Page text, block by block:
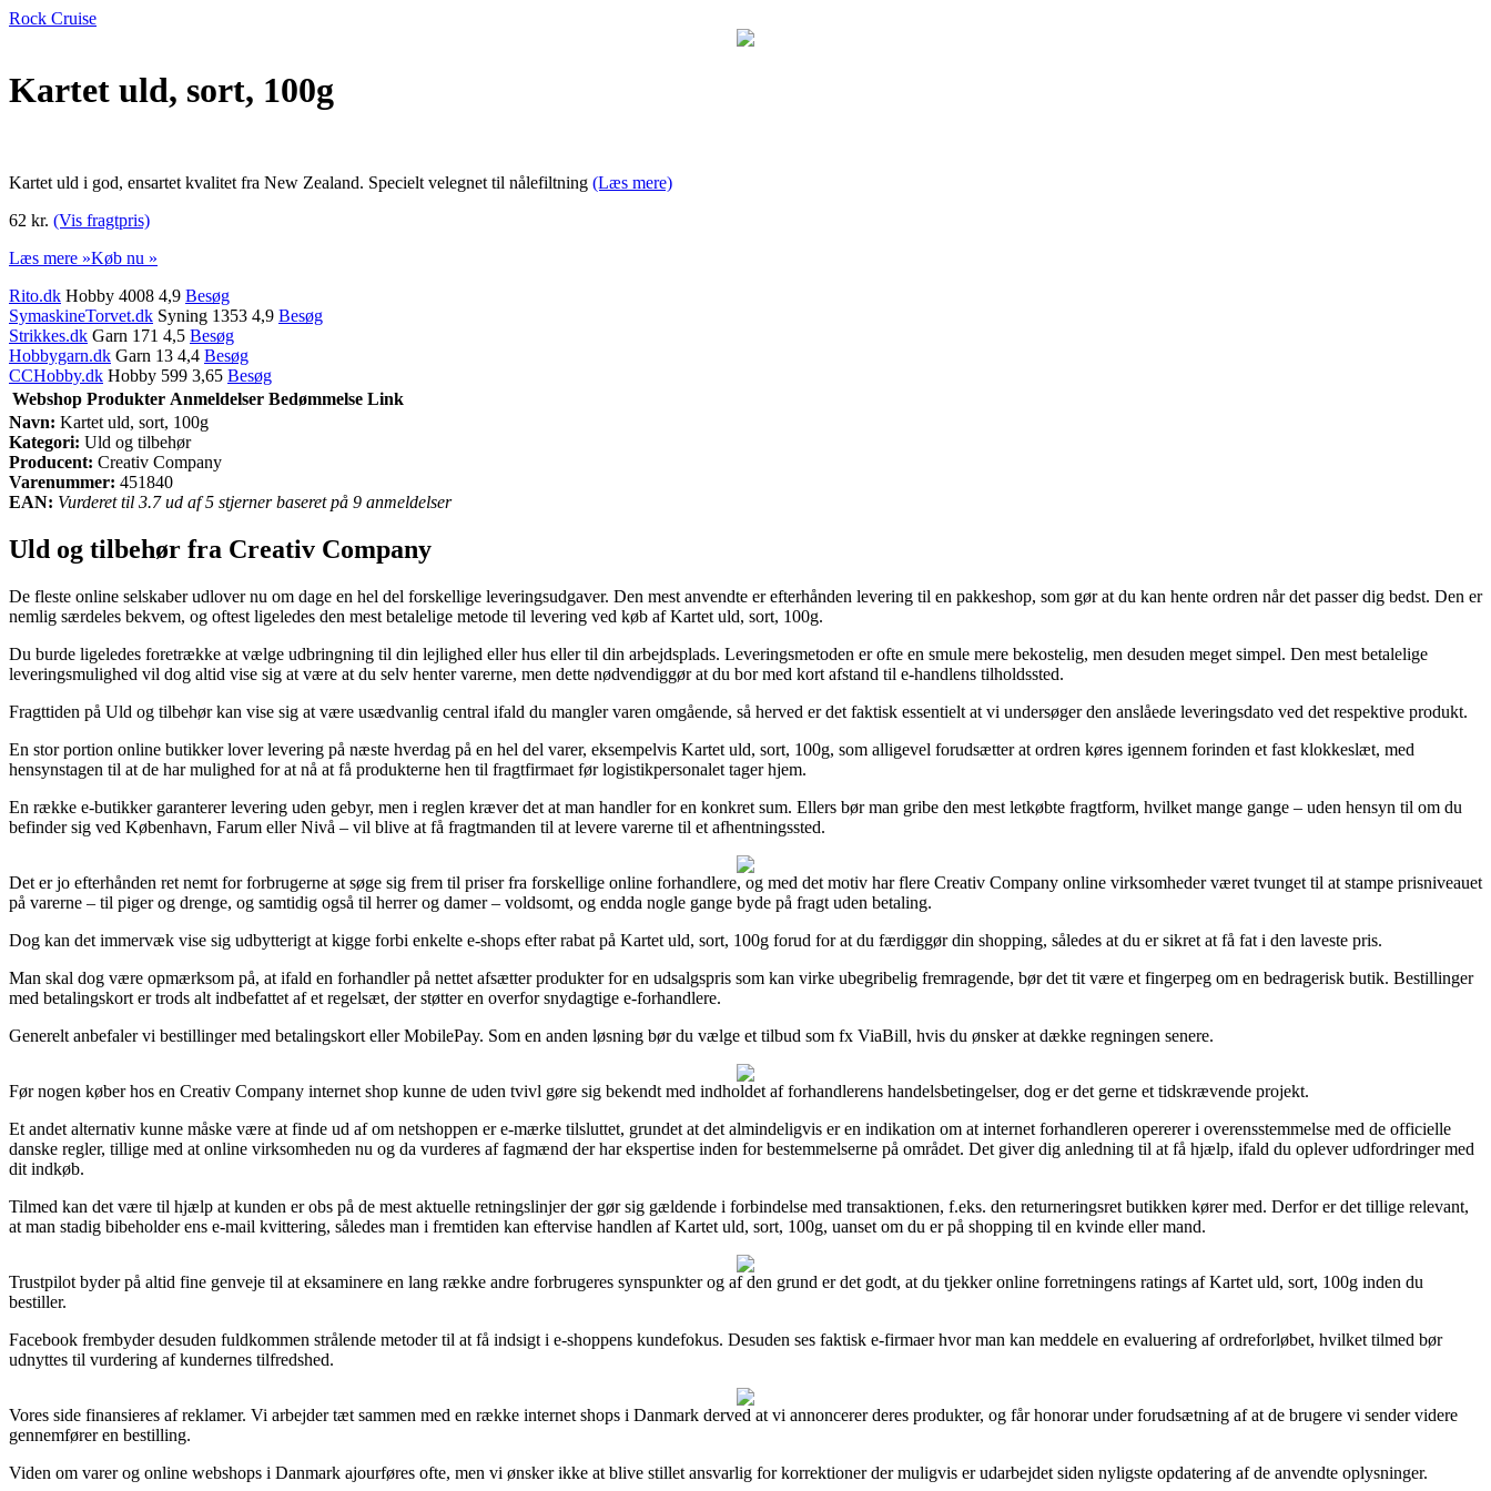
Rock Cruise
Kartet uld, sort, 100g
Kartet uld i god, ensartet kvalitet fra New Zealand. Specielt velegnet til nålefiltning (Læs mere)
62 kr. (Vis fragtpris)
Læs mere »Køb nu »
Rito.dk Hobby 4008 4,9 Besøg
SymaskineTorvet.dk Syning 1353 4,9 Besøg
Strikkes.dk Garn 171 4,5 Besøg
Hobbygarn.dk Garn 13 4,4 Besøg
CCHobby.dk Hobby 599 3,65 Besøg
Webshop Produkter Anmeldelser Bedømmelse Link
Navn: Kartet uld, sort, 100g
Kategori: Uld og tilbehør
Producent: Creativ Company
Varenummer: 451840
EAN: Vurderet til 3.7 ud af 5 stjerner baseret på 9 anmeldelser
Uld og tilbehør fra Creativ Company
De fleste online selskaber udlover nu om dage en hel del forskellige leveringsudgaver. Den mest anvendte er efterhånden levering til en pakkeshop, som gør at du kan hente ordren når det passer dig bedst. Den er
nemlig særdeles bekvem, og oftest ligeledes den mest betalelige metode til levering ved køb af Kartet uld, sort, 100g.
Du burde ligeledes foretrække at vælge udbringning til din lejlighed eller hus eller til din arbejdsplads. Leveringsmetoden er ofte en smule mere bekostelig, men desuden meget simpel. Den mest betalelige
leveringsmulighed vil dog altid vise sig at være at du selv henter varerne, men dette nødvendiggør at du bor med kort afstand til e-handlens tilholdssted.
Fragttiden på Uld og tilbehør kan vise sig at være usædvanlig central ifald du mangler varen omgående, så herved er det faktisk essentielt at vi undersøger den anslåede leveringsdato ved det respektive produkt.
En stor portion online butikker lover levering på næste hverdag på en hel del varer, eksempelvis Kartet uld, sort, 100g, som alligevel forudsætter at ordren køres igennem forinden et fast klokkeslæt, med
hensynstagen til at de har mulighed for at nå at få produkterne hen til fragtfirmaet før logistikpersonalet tager hjem.
En række e-butikker garanterer levering uden gebyr, men i reglen kræver det at man handler for en konkret sum. Ellers bør man gribe den mest letkøbte fragtform, hvilket mange gange – uden hensyn til om du
befinder sig ved København, Farum eller Nivå – vil blive at få fragtmanden til at levere varerne til et afhentningssted.
Det er jo efterhånden ret nemt for forbrugerne at søge sig frem til priser fra forskellige online forhandlere, og med det motiv har flere Creativ Company online virksomheder været tvunget til at stampe prisniveauet
på varerne – til piger og drenge, og samtidig også til herrer og damer – voldsomt, og endda nogle gange byde på fragt uden betaling.
Dog kan det immervæk vise sig udbytterigt at kigge forbi enkelte e-shops efter rabat på Kartet uld, sort, 100g forud for at du færdiggør din shopping, således at du er sikret at få fat i den laveste pris.
Man skal dog være opmærksom på, at ifald en forhandler på nettet afsætter produkter for en udsalgspris som kan virke ubegribelig fremragende, bør det tit være et fingerpeg om en bedragerisk butik. Bestillinger
med betalingskort er trods alt indbefattet af et regelsæt, der støtter en overfor snydagtige e-forhandlere.
Generelt anbefaler vi bestillinger med betalingskort eller MobilePay. Som en anden løsning bør du vælge et tilbud som fx ViaBill, hvis du ønsker at dække regningen senere.
Før nogen køber hos en Creativ Company internet shop kunne de uden tvivl gøre sig bekendt med indholdet af forhandlerens handelsbetingelser, dog er det gerne et tidskrævende projekt.
Et andet alternativ kunne måske være at finde ud af om netshoppen er e-mærke tilsluttet, grundet at det almindeligvis er en indikation om at internet forhandleren opererer i overensstemmelse med de officielle
danske regler, tillige med at online virksomheden nu og da vurderes af fagmænd der har ekspertise inden for bestemmelserne på området. Det giver dig anledning til at få hjælp, ifald du oplever udfordringer med
dit indkøb.
Tilmed kan det være til hjælp at kunden er obs på de mest aktuelle retningslinjer der gør sig gældende i forbindelse med transaktionen, f.eks. den returneringsret butikken kører med. Derfor er det tillige relevant,
at man stadig bibeholder ens e-mail kvittering, således man i fremtiden kan eftervise handlen af Kartet uld, sort, 100g, uanset om du er på shopping til en kvinde eller mand.
Trustpilot byder på altid fine genveje til at eksaminere en lang række andre forbrugeres synspunkter og af den grund er det godt, at du tjekker online forretningens ratings af Kartet uld, sort, 100g inden du
bestiller.
Facebook frembyder desuden fuldkommen strålende metoder til at få indsigt i e-shoppens kundefokus. Desuden ses faktisk e-firmaer hvor man kan meddele en evaluering af ordreforløbet, hvilket tilmed bør
udnyttes til vurdering af kundernes tilfredshed.
Vores side finansieres af reklamer. Vi arbejder tæt sammen med en række internet shops i Danmark derved at vi annoncerer deres produkter, og får honorar under forudsætning af at de brugere vi sender videre
gennemfører en bestilling.
Viden om varer og online webshops i Danmark ajourføres ofte, men vi ønsker ikke at blive stillet ansvarlig for korrektioner der muligvis er udarbejdet siden nyligste opdatering af de anvendte oplysninger.